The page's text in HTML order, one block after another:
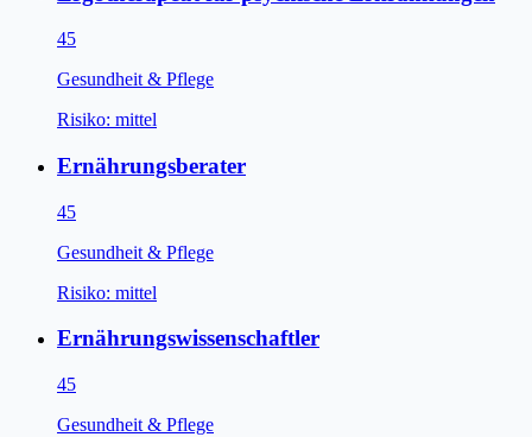
45
Gesundheit & Pflege
Risiko: mittel
Ernährungsberater
45
Gesundheit & Pflege
Risiko: mittel
Ernährungswissenschaftler
45
Gesundheit & Pflege